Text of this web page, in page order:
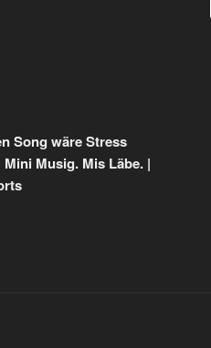
Song wäre Stress
Musig. Mis Läbe. |